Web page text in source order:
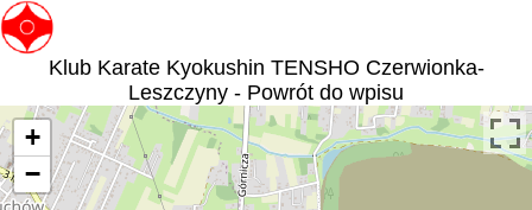
Klub Karate Kyokushin TENSHO Czerwionka-
Leszczyny - Powrót do wpisu
+
−